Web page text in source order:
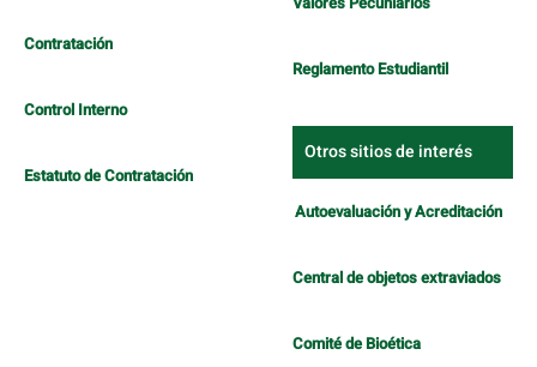
Contratación
Control Interno
Estatuto de Contratación
Reglamento Estudiantil
Otros sitios de interés
Autoevaluación y Acreditación
Central de objetos extraviados
Comité de Bioética